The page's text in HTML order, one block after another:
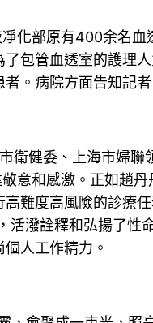
化部原有400余名
包管血透室的護理
。病院方面告知記
健委、上海市婦
意和感激。正如趙
難度高風險的診療
潑詮釋和弘揚了性
人工作精力。